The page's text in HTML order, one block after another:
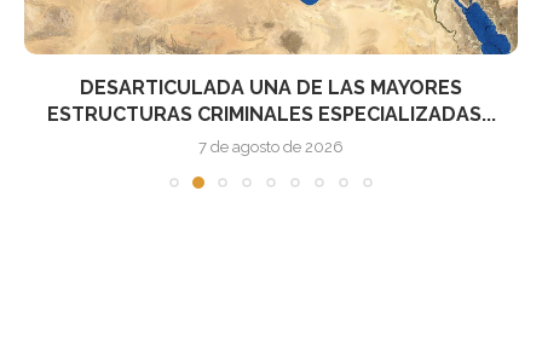
DESARTICULADA UNA DE LAS MAYORES
ESTRUCTURAS CRIMINALES ESPECIALIZADAS...
7 de agosto de 2026